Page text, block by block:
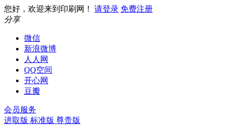
您好，欢迎来到印刷网！ 请登录 免费注册
分享
微信
新浪微博
人人网
QQ空间
开心网
豆瓣
会员服务
进取版 标准版 尊贵版